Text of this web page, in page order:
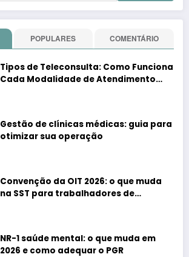
POPULARES COMENTÁRIO
Tipos de Teleconsulta: Como Funciona
Cada Modalidade de Atendimento
Gestão de clínicas médicas: guia para
otimizar sua operação
Convenção da OIT 2026: o que muda
na SST para trabalhadores de
NR-1 saúde mental: o que muda em
2026 e como adequar o PGR